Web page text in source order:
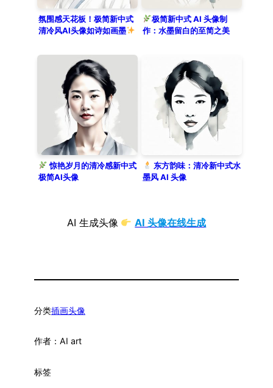
氛围感天花板！极简新中式
清冷风AI头像如诗如画墨
极简新中式 AI 头像制
作：水墨留白的至简之美
惊艳岁月的清冷感新中式
极简AI头像
东方韵味：清冷新中式水
墨风 AI 头像
AI 生成头像 AI 头像在线生成
分类插画头像
作者： AI art
标签